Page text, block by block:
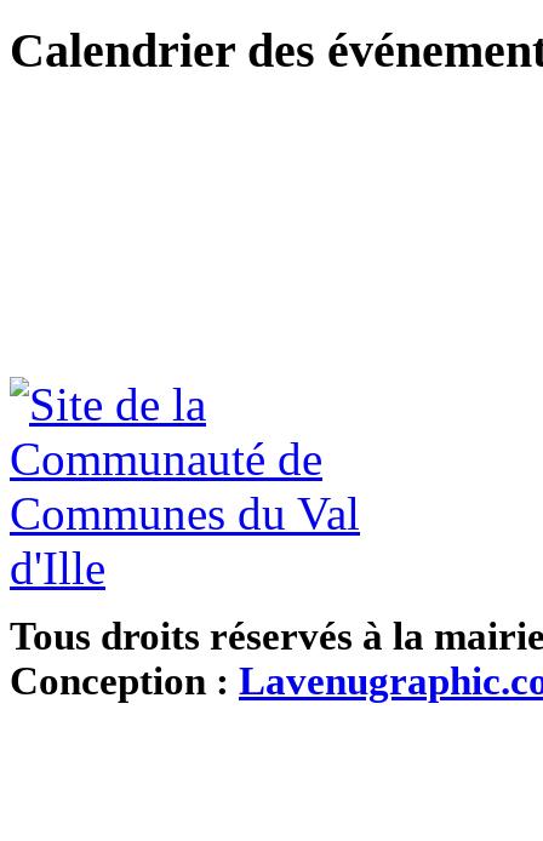
Calendrier des
Tous droits réservés à la
Conception :